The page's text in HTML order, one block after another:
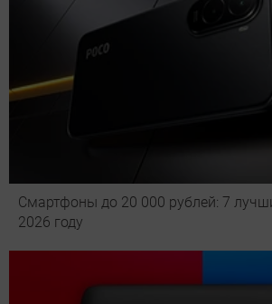
Смартфоны до 20 000 рублей: 7
2026 году